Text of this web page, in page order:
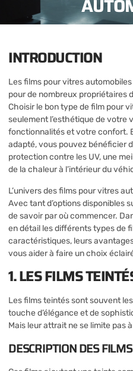
INTRODUCTION
Les films pour vitres
pour de nombreux propriétaires
Choisir le bon type de film pour
seulement l’esthétique de votre
fonctionnalités et votre confort.
adapté, vous pouvez bénéficier
protection contre les UV, une
de la chaleur à l’intérieur du
L’univers des films pour vitres
Avec tant d’options disponibles
de savoir par où commencer.
en détail les différents types de
caractéristiques, leurs
vous aider à faire un choix
1. LES FILMS
Les films teintés sont souvent
touche d’élégance et de
Mais leur attrait ne se limite pas
DESCRIPTION DES